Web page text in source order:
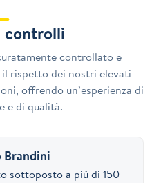
controlli
controllato e
rispetto dei nostri elevati
offrendo un’esperienza di
e di qualità.
sottoposto a più di 150